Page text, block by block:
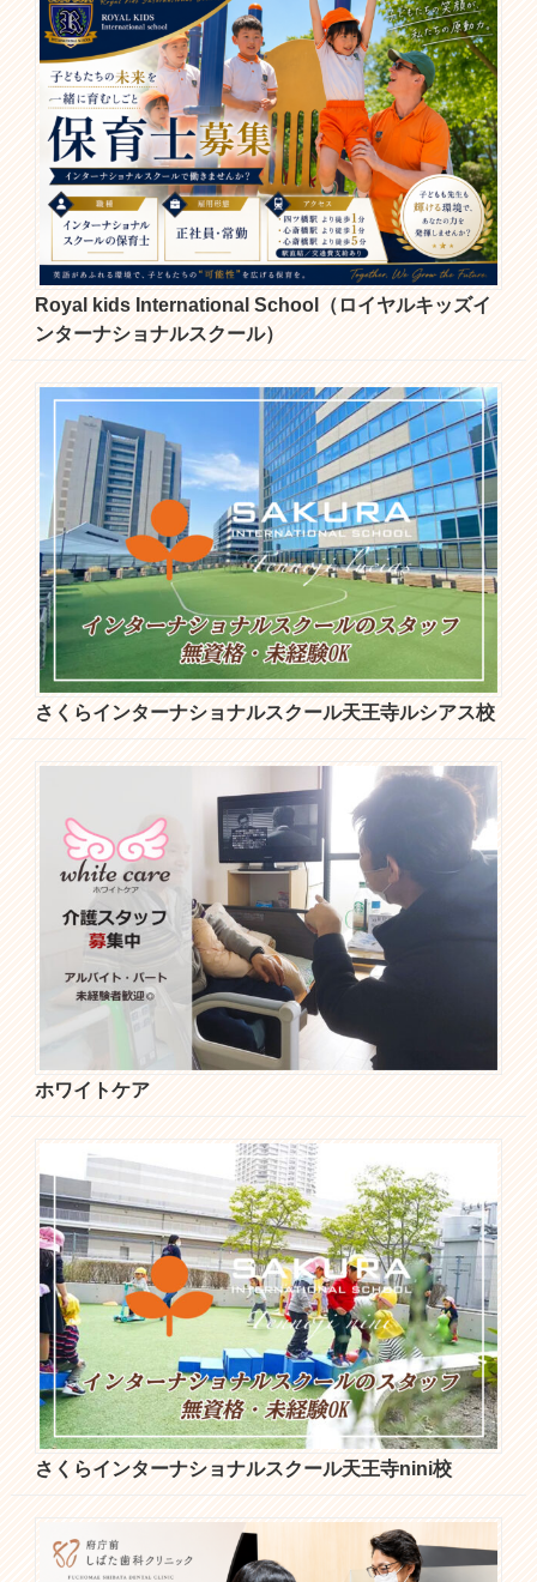
Royal kids International School（ロイヤルキッズイ
ンターナショナルスクール）
さくらインターナショナルスクール天王寺ルシアス校
ホワイトケア
さくらインターナショナルスクール天王寺nini校